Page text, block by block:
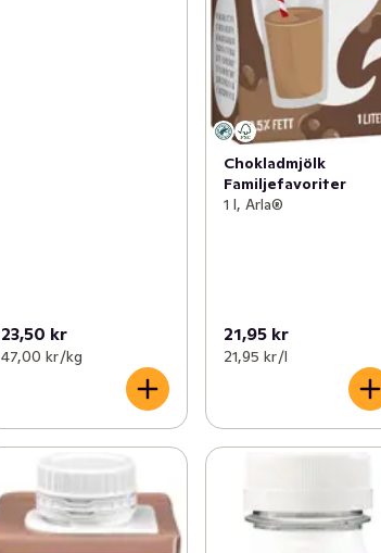
23,50 kr
47,00 kr /kg
Chokladmjölk
Familjefavoriter
1 l, Arla®
21,95 kr
21,95 kr /l